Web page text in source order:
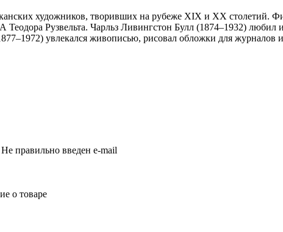
художников, творивших на рубеже XIX и XX столетий.
Рузвельта. Чарльз Ливингстон Булл (1874–1932) любил
увлекался живописью, рисовал обложки для журналов
Не правильно введен e-mail
о товаре